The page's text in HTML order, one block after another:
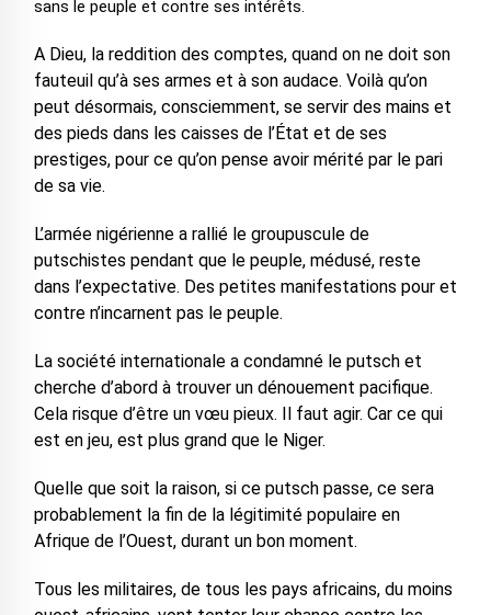
sans le peuple et contre ses intérêts.
A Dieu, la reddition des comptes, quand on ne doit son
fauteuil qu’à ses armes et à son audace. Voilà qu’on
peut désormais, consciemment, se servir des mains et
des pieds dans les caisses de l’État et de ses
prestiges, pour ce qu’on pense avoir mérité par le pari
de sa vie.
L’armée nigérienne a rallié le groupuscule de
putschistes pendant que le peuple, médusé, reste
dans l’expectative. Des petites manifestations pour et
contre n’incarnent pas le peuple.
La société internationale a condamné le putsch et
cherche d’abord à trouver un dénouement pacifique.
Cela risque d’être un vœu pieux. Il faut agir. Car ce qui
est en jeu, est plus grand que le Niger.
Quelle que soit la raison, si ce putsch passe, ce sera
probablement la fin de la légitimité populaire en
Afrique de l’Ouest, durant un bon moment.
Tous les militaires, de tous les pays africains, du moins